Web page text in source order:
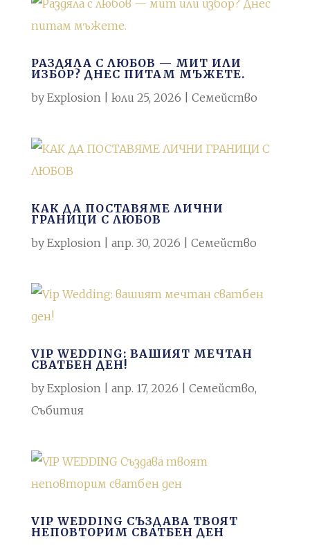
РАЗДЯЛА С ЛЮБОВ — МИТ ИЛИ
ИЗБОР? ДНЕС ПИТАМ МЪЖЕТЕ.
by Explosion| юли 25, 2026 Семейство
КАК ДА ПОСТАВЯМЕ ЛИЧНИ
ГРАНИЦИ С ЛЮБОВ
by Explosion| апр. 30, 2026 Семейство
VIP WEDDING: ВАШИЯТ МЕЧТАН
СВАТБЕН ДЕН!
by Explosion| апр. 17, 2026 Семейство,
Събития
VIP WEDDING СЪЗДАВА ТВОЯТ
НЕПОВТОРИМ СВАТБЕН ДЕН